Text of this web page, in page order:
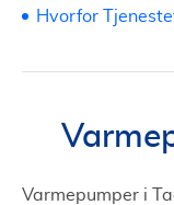
Varmepumper i
Hvorfor